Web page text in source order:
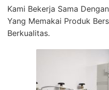
Kami Bekerja Sama
Yang Memakai Produk
Berkualitas.